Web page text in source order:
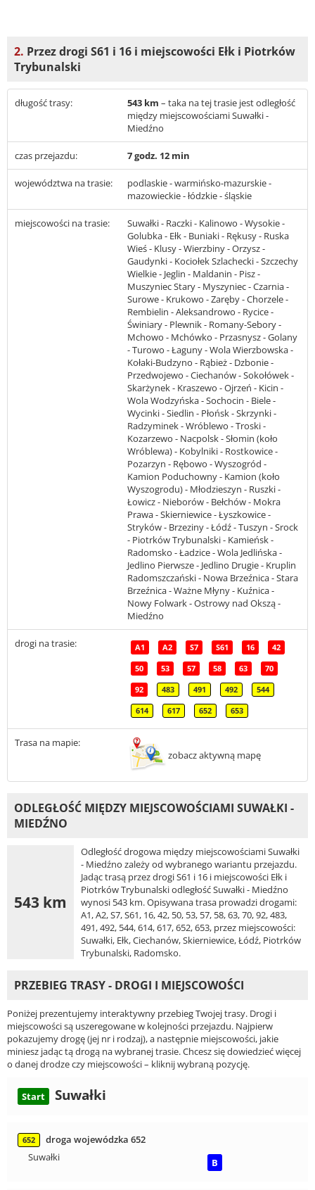
2. Przez drogi S61 i 16 i miejscowości Ełk i Piotrków
Trybunalski
długość trasy: 543 km – taka na tej trasie jest odległość
między miejscowościami Suwałki -
Miedźno
czas przejazdu: 7 godz. 12 min
województwa na trasie:
podlaskie - warmińsko-mazurskie -
mazowieckie - łódzkie - śląskie
miejscowości na trasie:
Suwałki - Raczki - Kalinowo - Wysokie -
Golubka - Ełk - Buniaki - Rękusy - Ruska
Wieś - Klusy - Wierzbiny - Orzysz -
Gaudynki - Kociołek Szlachecki - Szczechy
Wielkie - Jeglin - Maldanin - Pisz -
Muszyniec Stary - Myszyniec - Czarnia -
Surowe - Krukowo - Zaręby - Chorzele -
Rembielin - Aleksandrowo - Rycice -
Świniary - Plewnik - Romany-Sebory -
Mchowo - Mchówko - Przasnysz - Golany
- Turowo - Łaguny - Wola Wierzbowska -
Kołaki-Budzyno - Rąbież - Dzbonie -
Przedwojewo - Ciechanów - Sokołówek -
Skarżynek - Kraszewo - Ojrzeń - Kicin -
Wola Wodzyńska - Sochocin - Biele -
Wycinki - Siedlin - Płońsk - Skrzynki -
Radzyminek - Wróblewo - Troski -
Kozarzewo - Nacpolsk - Słomin (koło
Wróblewa) - Kobylniki - Rostkowice -
Pozarzyn - Rębowo - Wyszogród -
Kamion Poduchowny - Kamion (koło
Wyszogrodu) - Młodzieszyn - Ruszki -
Łowicz - Nieborów - Bełchów - Mokra
Prawa - Skierniewice - Łyszkowice -
Stryków - Brzeziny - Łódź - Tuszyn - Srock
- Piotrków Trybunalski - Kamieńsk -
Radomsko - Ładzice - Wola Jedlińska -
Jedlino Pierwsze - Jedlino Drugie - Kruplin
Radomszczański - Nowa Brzeźnica - Stara
Brzeźnica - Ważne Młyny - Kuźnica -
Nowy Folwark - Ostrowy nad Okszą -
Miedźno
drogi na trasie: A1 A2 S7 S61 16 42
50 53 57 58 63 70
92 483 491 492 544
614 617 652 653
Trasa na mapie:
zobacz aktywną mapę
ODLEGŁOŚĆ MIĘDZY MIEJSCOWOŚCIAMI SUWAŁKI -
MIEDŹNO
543 km
Odległość drogowa między miejscowościami Suwałki
- Miedźno zależy od wybranego wariantu przejazdu.
Jadąc trasą przez drogi S61 i 16 i miejscowości Ełk i
Piotrków Trybunalski odległość Suwałki - Miedźno
wynosi 543 km. Opisywana trasa prowadzi drogami:
A1, A2, S7, S61, 16, 42, 50, 53, 57, 58, 63, 70, 92, 483,
491, 492, 544, 614, 617, 652, 653, przez miejscowości:
Suwałki, Ełk, Ciechanów, Skierniewice, Łódź, Piotrków
Trybunalski, Radomsko.
PRZEBIEG TRASY - DROGI I MIEJSCOWOŚCI
Poniżej prezentujemy interaktywny przebieg Twojej trasy. Drogi i
miejscowości są uszeregowane w kolejności przejazdu. Najpierw
pokazujemy drogę (jej nr i rodzaj), a następnie miejscowości, jakie
miniesz jadąc tą drogą na wybranej trasie. Chcesz się dowiedzieć więcej
o danej drodze czy miejscowości – kliknij wybraną pozycję.
Start Suwałki
652
droga wojewódzka 652
Suwałki
B